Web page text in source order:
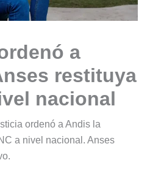
a
restituya
nacional
ordenó a Andis la
a nivel nacional. Anses